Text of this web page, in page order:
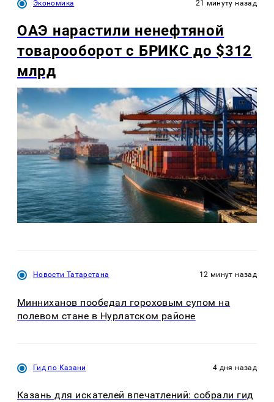
Экономика 21 минуту назад
ОАЭ нарастили ненефтяной
товарооборот с БРИКС до $312
млрд
Новости Татарстана 12 минут назад
Минниханов пообедал гороховым супом на
полевом стане в Нурлатском районе
Гид по Казани 4 дня назад
Казань для искателей впечатлений: собрали гид